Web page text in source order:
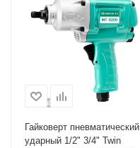
Гайковерт пневматический
ударный 1/2" 3/4" Twin